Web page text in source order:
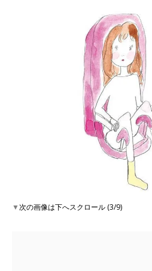
▼次の画像は下へスクロール (3/9)